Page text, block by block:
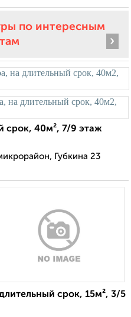
по интересным
›
срок, 40м², 7/9 этаж
Губкина 23
срок, 15м², 3/5